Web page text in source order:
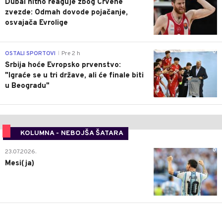
Dubai hitno reaguje zbog Crvene
zvezde: Odmah dovode pojačanje,
osvajača Evrolige
0
OSTALI SPORTOVI Pre 2 h
Srbija hoće Evropsko prvenstvo:
"Igraće se u tri države, ali će finale biti
u Beogradu"
KOLUMNA - NEBOJŠA ŠATARA
0
23.07.2026.
Mesi(ja)